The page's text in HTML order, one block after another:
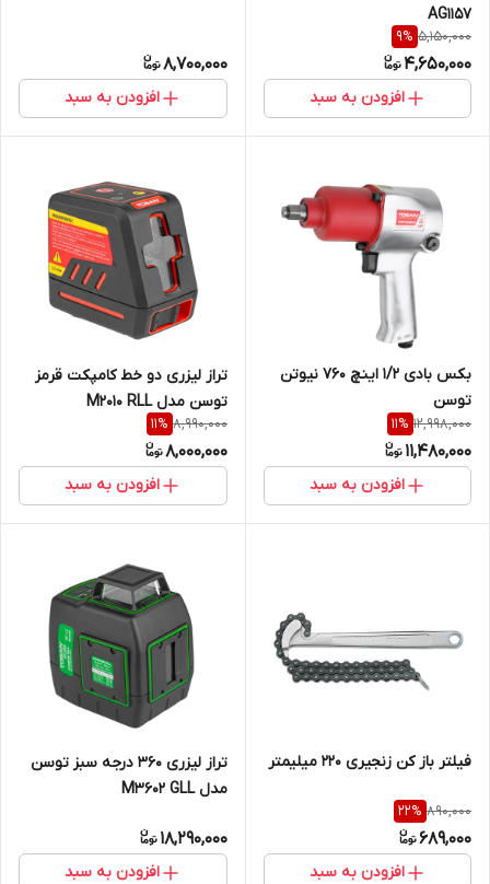
AG1157
5,150,000
9%
4,650,000
افزودن به سبد
8,700,000
افزودن به سبد
بکس بادی 1/2 اینچ 760 نیوتن
توسن
12,998,000
11%
11,480,000
افزودن به سبد
تراز لیزری دو خط کامپکت قرمز
توسن مدل M2010 RLL
8,990,000
11%
8,000,000
افزودن به سبد
فیلتر باز کن زنجیری 220 میلیمتر
890,000
22%
689,000
افزودن به سبد
تراز لیزری 360 درجه سبز توسن
مدل M3602 GLL
18,290,000
افزودن به سبد